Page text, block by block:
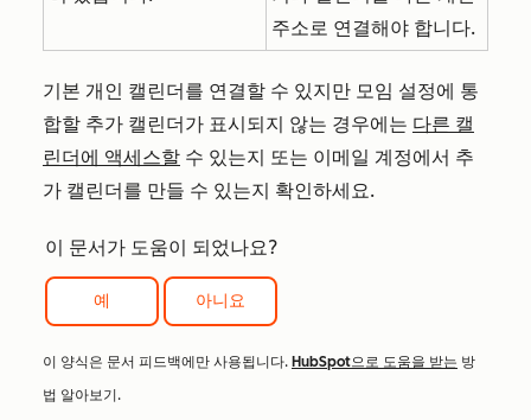
주소로 연결해야 합니다.
기본 개인 캘린더를 연결할 수 있지만 모임 설정에 통
합할 추가 캘린더가 표시되지 않는 경우에는 다른 캘
린더에 액세스할 수 있는지 또는 이메일 계정에서 추
가 캘린더를 만들 수 있는지 확인하세요.
이 문서가 도움이 되었나요?
예 아니요
이 양식은 문서 피드백에만 사용됩니다. HubSpot으로 도움을 받는 방
법 알아보기.